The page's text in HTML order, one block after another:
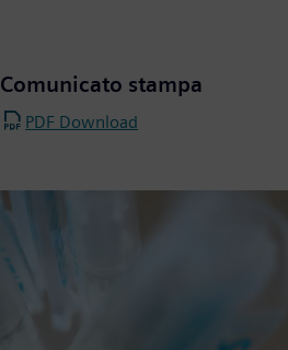
Comunicato stampa
PDF Download